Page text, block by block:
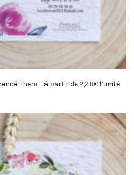
Ilhem – à partir de 2,28€ l’unité